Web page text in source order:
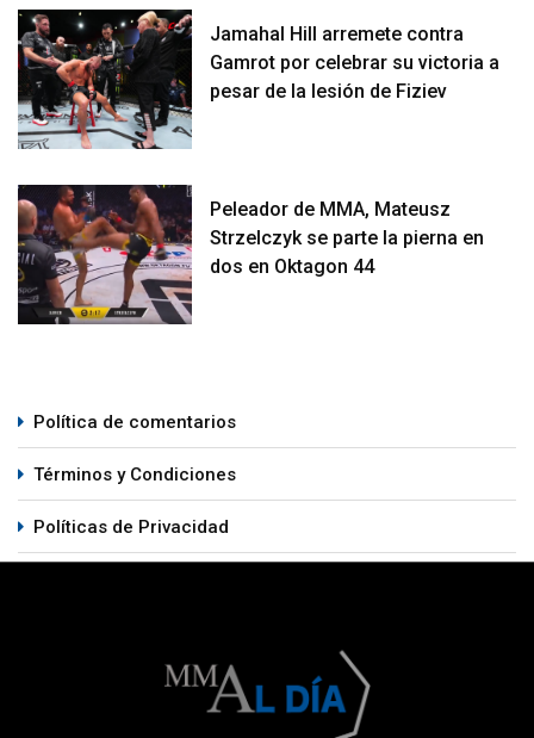
Jamahal Hill arremete contra
Gamrot por celebrar su victoria a
pesar de la lesión de Fiziev
Peleador de MMA, Mateusz
Strzelczyk se parte la pierna en
dos en Oktagon 44
Política de comentarios
Términos y Condiciones
Políticas de Privacidad